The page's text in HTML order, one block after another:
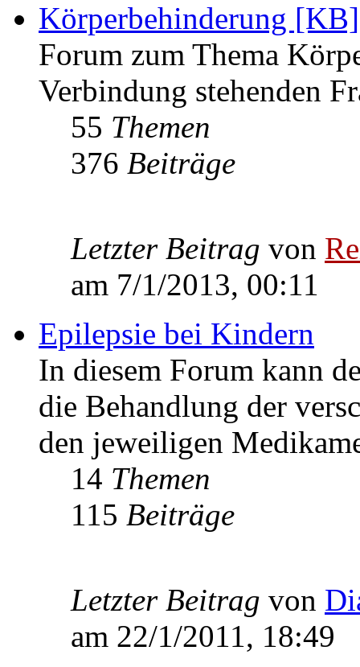
Körperbehinderung [KB]
Forum zum Thema
Verbindung stehenden
55 Themen
376 Beiträge
Letzter Beitrag von
am 7/1/2013, 00:11
Epilepsie bei Kindern
In diesem Forum kann
die Behandlung der
den jeweiligen
14 Themen
115 Beiträge
Letzter Beitrag von
am 22/1/2011, 18:49